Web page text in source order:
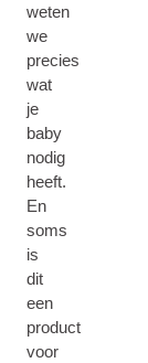
weten
we
precies
wat
je
baby
nodig
heeft.
En
soms
is
dit
een
product
voor